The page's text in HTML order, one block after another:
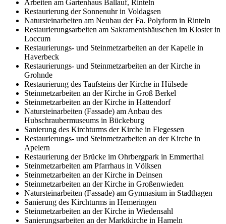
Arbeiten am Gartenhaus Ballauf, Rinteln
Restaurierung der Sonnenuhr in Voldagsen
Natursteinarbeiten am Neubau der Fa. Polyform in Rinteln
Restaurierungsarbeiten am Sakramentshäuschen im Kloster in
Loccum
Restaurierungs- und Steinmetzarbeiten an der Kapelle in
Haverbeck
Restaurierungs- und Steinmetzarbeiten an der Kirche in
Grohnde
Restaurierung des Taufsteins der Kirche in Hülsede
Steinmetzarbeiten an der Kirche in Groß Berkel
Steinmetzarbeiten an der Kirche in Hattendorf
Natursteinarbeiten (Fassade) am Anbau des
Hubschraubermuseums in Bückeburg
Sanierung des Kirchturms der Kirche in Flegessen
Restaurierungs- und Steinmetzarbeiten an der Kirche in
Apelern
Restaurierung der Brücke im Ohrbergpark in Emmerthal
Steinmetzarbeiten am Pfarrhaus in Völksen
Steinmetzarbeiten an der Kirche in Deinsen
Steinmetzarbeiten an der Kirche in Großenwieden
Natursteinarbeiten (Fassade) am Gymnasium in Stadthagen
Sanierung des Kirchturms in Hemeringen
Steinmetzarbeiten an der Kirche in Wiedensahl
Sanierungsarbeiten an der Marktkirche in Hameln